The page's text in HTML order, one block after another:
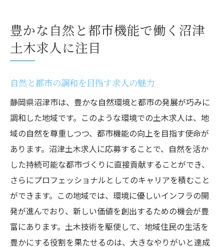
豊かな自然と都市機能で働く沼津
土木求人に注目
自然と都市の調和を目指す求人の魅力
静岡県沼津市は、豊かな自然環境と都市の発展が巧みに
調和した地域です。このような環境での土木求人は、地
域の自然を尊重しつつ、都市機能の向上を目指す使命が
あります。沼津土木求人に応募することで、自然を活か
した持続可能な都市づくりに直接貢献することができ、
さらにプロフェッショナルとしてのキャリアを積むこと
ができます。この地域では、環境に優しいインフラの開
発が進んでおり、新しい価値を創出するための機会が豊
富にあります。土木技術を駆使して、地域住民の生活を
豊かにする役割を果たせるのは、大きなやりがいと達成